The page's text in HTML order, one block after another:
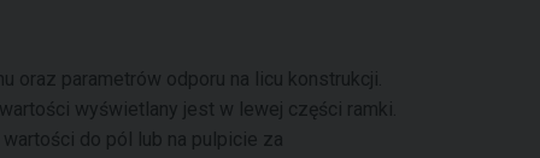
oraz parametrów odporu na licu konstrukcji.
wyświetlany jest w lewej części ramki.
do pól lub na pulpicie za